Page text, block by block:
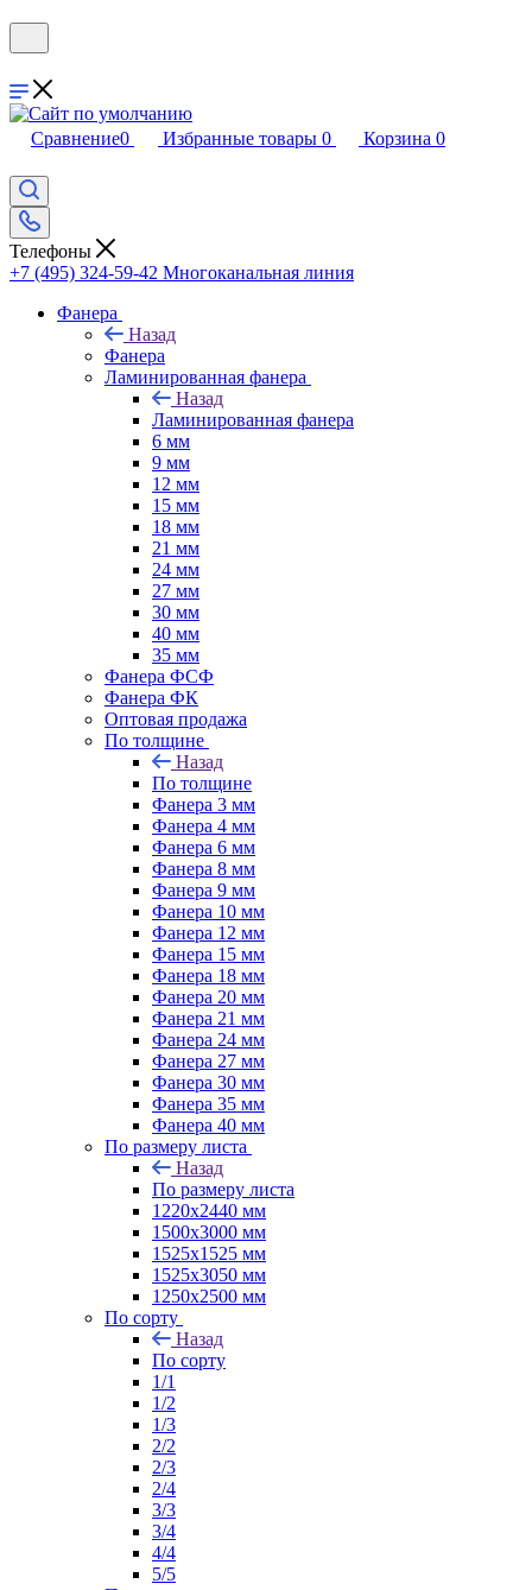
Сравнение0 Избранные товары 0 Корзина 0
Телефоны
+7 (495) 324-59-42 Многоканальная линия
Фанера
Назад
Фанера
Ламинированная фанера
Назад
Ламинированная фанера
6 мм
9 мм
12 мм
15 мм
18 мм
21 мм
24 мм
27 мм
30 мм
40 мм
35 мм
Фанера ФСФ
Фанера ФК
Оптовая продажа
По толщине
Назад
По толщине
Фанера 3 мм
Фанера 4 мм
Фанера 6 мм
Фанера 8 мм
Фанера 9 мм
Фанера 10 мм
Фанера 12 мм
Фанера 15 мм
Фанера 18 мм
Фанера 20 мм
Фанера 21 мм
Фанера 24 мм
Фанера 27 мм
Фанера 30 мм
Фанера 35 мм
Фанера 40 мм
По размеру листа
Назад
По размеру листа
1220х2440 мм
1500х3000 мм
1525x1525 мм
1525х3050 мм
1250х2500 мм
По сорту
Назад
По сорту
1/1
1/2
1/3
2/2
2/3
2/4
3/3
3/4
4/4
5/5